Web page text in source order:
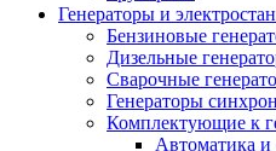
Генераторы и
Бензиновые
Дизельные
Сварочные
Генераторы
Комплектующие к
Автоматика и